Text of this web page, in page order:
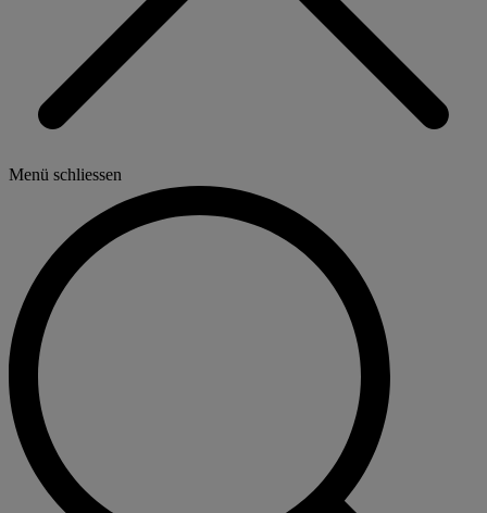
Menü schliessen